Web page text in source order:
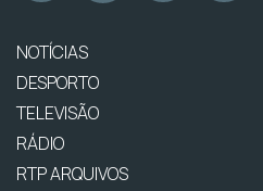
NOTÍCIAS
DESPORTO
TELEVISÃO
RÁDIO
RTP ARQUIVOS